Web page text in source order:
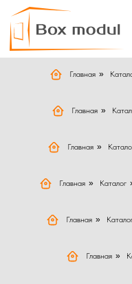
Главная »
Главная »
Главная »
Главная » Каталог
Главная »
Главная »